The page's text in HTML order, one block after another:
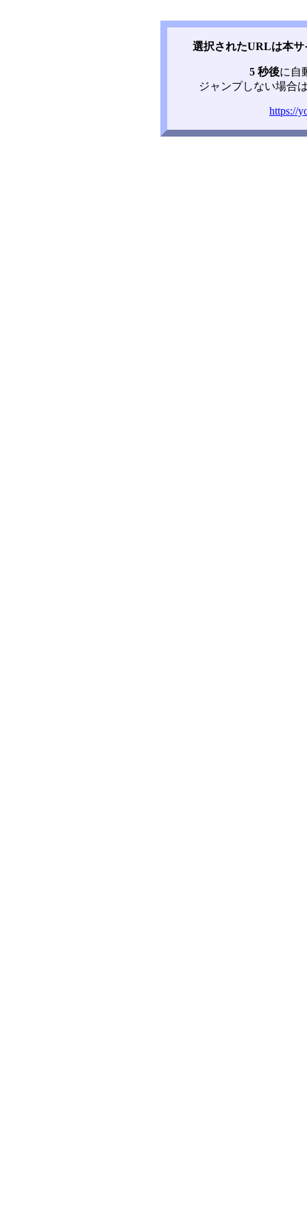
選択されたURLは本
5 秒後に自
ジャンプしない場合
https://